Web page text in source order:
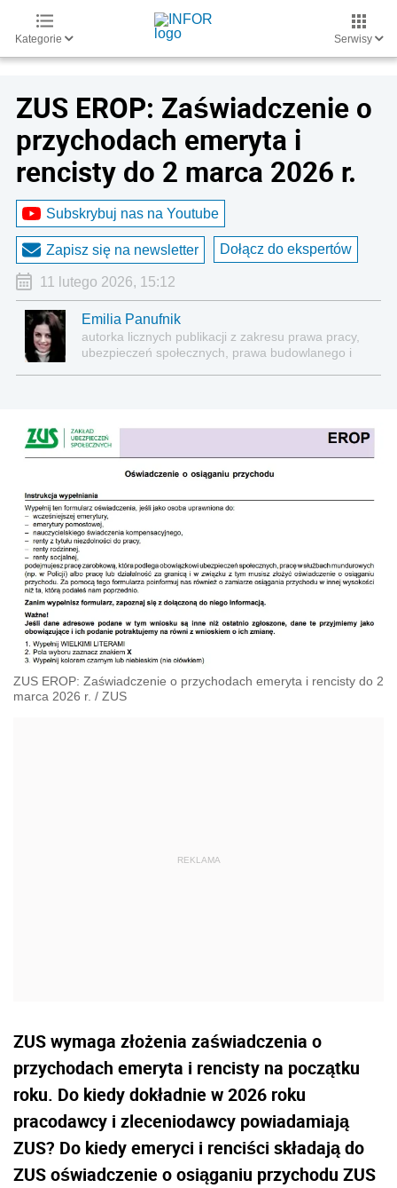
Kategorie Serwisy
ZUS EROP: Zaświadczenie o
przychodach emeryta i
rencisty do 2 marca 2026 r.
Subskrybuj nas na Youtube
Zapisz się na newsletter Dołącz do ekspertów
11 lutego 2026, 15:12
Emilia Panufnik
autorka licznych publikacji z zakresu prawa pracy,
ubezpieczeń społecznych, prawa budowlanego i
ZUS EROP: Zaświadczenie o przychodach emeryta i rencisty do 2
marca 2026 r. / ZUS
ZUS wymaga złożenia zaświadczenia o
przychodach emeryta i rencisty na początku
roku. Do kiedy dokładnie w 2026 roku
pracodawcy i zleceniodawcy powiadamiają
ZUS? Do kiedy emeryci i renciści składają do
ZUS oświadczenie o osiąganiu przychodu ZUS